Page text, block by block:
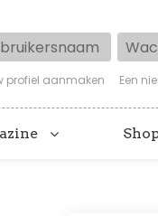
profiel aanmaken Een